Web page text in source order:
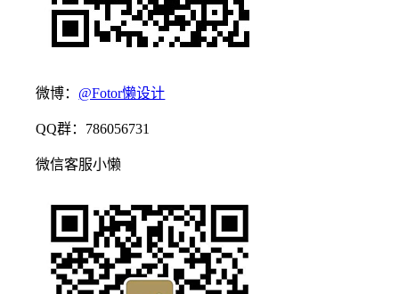
微博： @Fotor懒设计
QQ群：786056731
微信客服小懒